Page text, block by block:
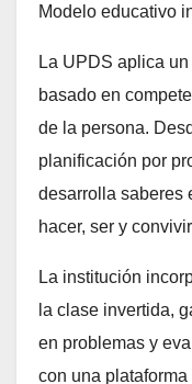
Modelo educativo
La UPDS aplica
basado en
de la persona.
planificación por
desarrolla saberes
hacer, ser y
La institución
la clase invertida,
en problemas y
con una